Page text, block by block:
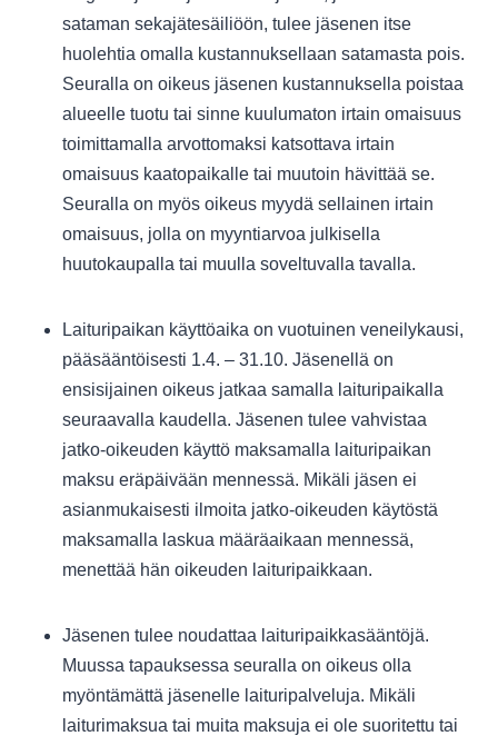
sataman sekajätesäiliöön, tulee jäsenen itse
huolehtia omalla kustannuksellaan satamasta pois.
Seuralla on oikeus jäsenen kustannuksella poistaa
alueelle tuotu tai sinne kuulumaton irtain omaisuus
toimittamalla arvottomaksi katsottava irtain
omaisuus kaatopaikalle tai muutoin hävittää se.
Seuralla on myös oikeus myydä sellainen irtain
omaisuus, jolla on myyntiarvoa julkisella
huutokaupalla tai muulla soveltuvalla tavalla.
Laituripaikan käyttöaika on vuotuinen veneilykausi,
pääsääntöisesti 1.4. – 31.10. Jäsenellä on
ensisijainen oikeus jatkaa samalla laituripaikalla
seuraavalla kaudella. Jäsenen tulee vahvistaa
jatko-oikeuden käyttö maksamalla laituripaikan
maksu eräpäivään mennessä. Mikäli jäsen ei
asianmukaisesti ilmoita jatko-oikeuden käytöstä
maksamalla laskua määräaikaan mennessä,
menettää hän oikeuden laituripaikkaan.
Jäsenen tulee noudattaa laituripaikkasääntöjä.
Muussa tapauksessa seuralla on oikeus olla
myöntämättä jäsenelle laituripalveluja. Mikäli
laiturimaksua tai muita maksuja ei ole suoritettu tai